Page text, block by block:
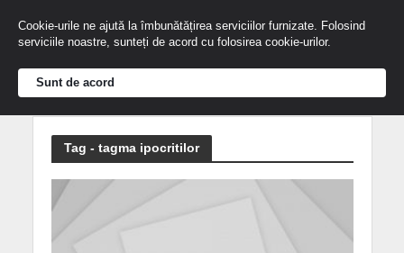
Tag - tagma ipocritilor
Cookie-urile ne ajută la îmbunătățirea serviciilor furnizate. Folosind
serviciile noastre, sunteți de acord cu folosirea cookie-urilor.
Sunt de acord